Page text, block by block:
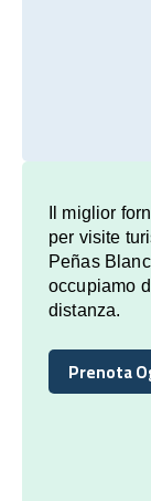
Il miglior
per visite
Peñas
occupiamo
distanza.
Prenota
Prenota